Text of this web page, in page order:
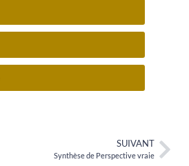
SUIVANT
Synthèse de Perspective vraie